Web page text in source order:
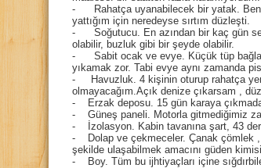
- Rahatça uyanabilecek bir yatak. Ben
yattığım için neredeyse sırtım düzleşti.
- Soğutucu. En azından bir kaç gün
olabilir, buzluk gibi bir şeyde olabilir.
- Sabit ocak ve evye. Küçük tüp
yıkamak zor. Tabi evye aynı zamanda
- Havuzluk. 4 kişinin oturup rahatça
olmayacağım.Açık denize çıkarsam ,
- Erzak deposu. 15 gün karaya
- Güneş paneli. Motorla gitmediğimiz
- İzolasyon. Kabin tavanına şart, 43
- Dolap ve çekmeceler. Çanak çömlek ,
şekilde ulaşabilmek amacını güden
- Boy. Tüm bu ijhtiyaçları içine